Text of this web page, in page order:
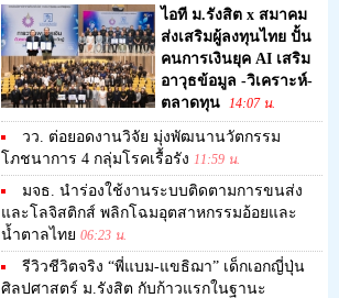
ไอที ม.รังสิต x สมาคม
ส่งเสริมผู้ลงทุนไทย ปั้น
คนการเงินยุค AI เสริม
อาวุธข้อมูล -วิเคราะห์-
ตลาดทุน 14:07 น.
วว. ต่อยอดงานวิจัย มุ่งพัฒนานวัตกรรม
โภชนาการ 4 กลุ่มโรคเรื้อรัง 11:59 น.
มจธ. นำร่องใช้งานระบบติดตามการขนส่ง
และโลจิสติกส์ พลิกโฉมอุตสาหกรรมอ้อยและ
น้ำตาลไทย 06:23 น.
รีวิวชีวิตจริง “พี่แบม-แขธิฌา” เด็กเอกญี่ปุ่น
ศิลปศาสตร์ ม.รังสิต กับก้าวแรกในฐานะ